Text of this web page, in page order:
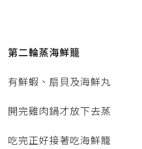
第二輪蒸海鮮籠
有鮮蝦、扇貝及海鮮丸
開完雞肉鍋才放下去蒸
吃完正好接著吃海鮮籠